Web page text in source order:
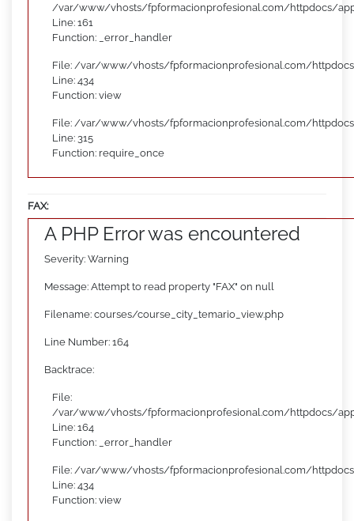
/var/www/vhosts/fpformacionprofesional.com/httpdocs/
Line: 161
Function: _error_handler
File: /var/www/vhosts/fpformacionprofesional.com/
Line: 434
Function: view
File: /var/www/vhosts/fpformacionprofesional.com/
Line: 315
Function: require_once
FAX:
A PHP Error was encountered
Severity: Warning
Message: Attempt to read property "FAX" on null
Filename: courses/course_city_temario_view.php
Line Number: 164
Backtrace:
File:
/var/www/vhosts/fpformacionprofesional.com/httpdocs/
Line: 164
Function: _error_handler
File: /var/www/vhosts/fpformacionprofesional.com/
Line: 434
Function: view